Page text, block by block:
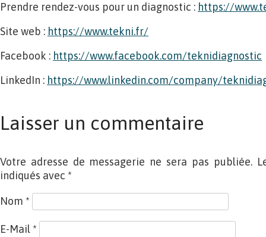
Prendre rendez-vous pour un diagnostic : https://
Site web : https://www.tekni.fr/
Facebook : https://www.facebook.com/teknidiagnostic
LinkedIn : https://www.linkedin.com/company/
Laisser un commentaire
Votre adresse de messagerie ne sera pas publiée.
indiqués avec *
Nom *
E-Mail *